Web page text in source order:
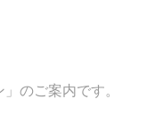
のご案内です。